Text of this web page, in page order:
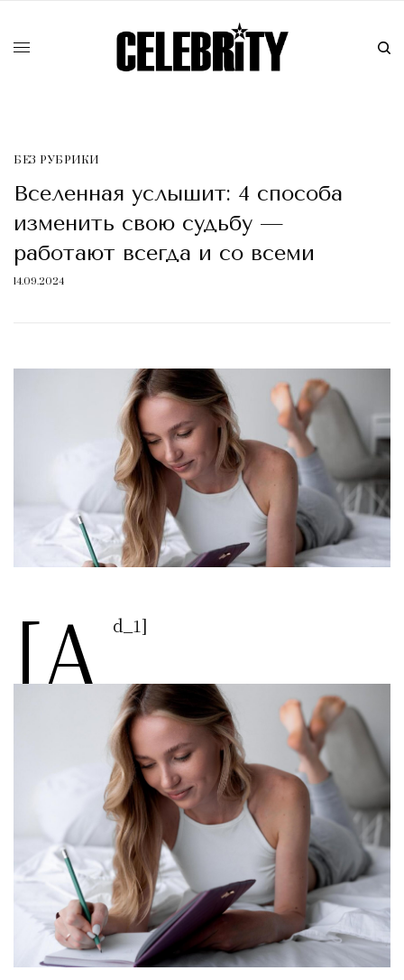
БЕЗ РУБРИКИ
Вселенная услышит: 4 способа
изменить свою судьбу —
работают всегда и со всеми
14.09.2024
[a d_1]